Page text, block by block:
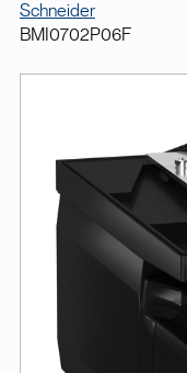
Schneider
BMI0702P06F